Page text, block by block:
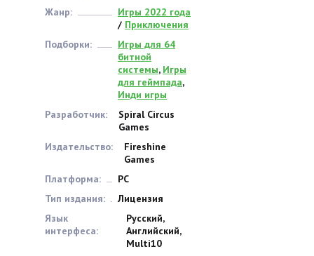
Жанр:
Игры 2022 года
/ Приключения
Подборки:
Игры для 64
битной
системы, Игры
для геймпада,
Инди игры
Разработчик:
Spiral Circus
Games
Издательство:
Fireshine
Games
Платформа:
PC
Тип издания:
Лицензия
Язык
интерфеса:
Русский,
Английский,
Multi10